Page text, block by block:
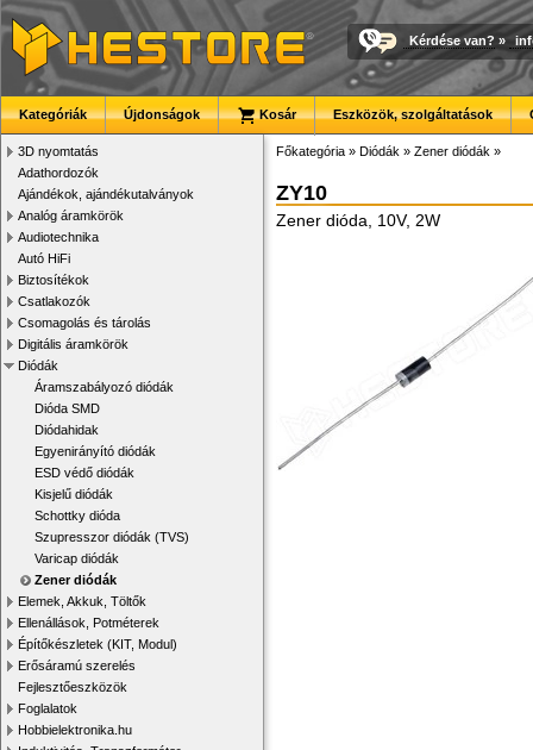
Kérdése van? »
Kategóriák Újdonságok Kosár Eszközök, szolgáltatások
3D nyomtatás
Adathordozók
Ajándékok, ajándékutalványok
Analóg áramkörök
Audiotechnika
Autó HiFi
Biztosítékok
Csatlakozók
Csomagolás és tárolás
Digitális áramkörök
Diódák
Áramszabályozó diódák
Dióda SMD
Diódahidak
Egyenirányító diódák
ESD védő diódák
Kisjelű diódák
Schottky dióda
Szupresszor diódák (TVS)
Varicap diódák
Zener diódák
Elemek, Akkuk, Töltők
Ellenállások, Potméterek
Építőkészletek (KIT, Modul)
Erősáramú szerelés
Fejlesztőeszközök
Foglalatok
Hobbielektronika.hu
Főkategória » Diódák » Zener diódák »
ZY10
Zener dióda, 10V, 2W